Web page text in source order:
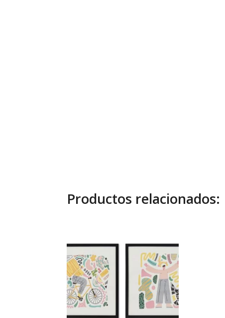
Productos relacionados: